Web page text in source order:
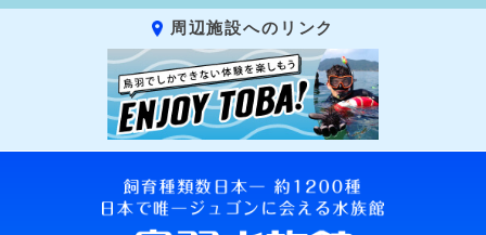
周辺施設へのリンク